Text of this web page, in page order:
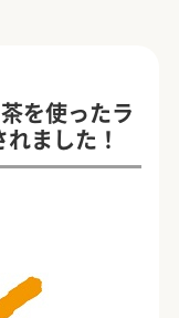
を使ったラ
ました！